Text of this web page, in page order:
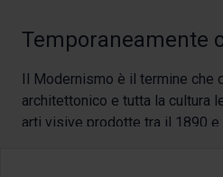
Temporaneamente
Il Modernismo è il termine che
architettonico e tutta la cultura
arti visive prodotte tra il 1890 e